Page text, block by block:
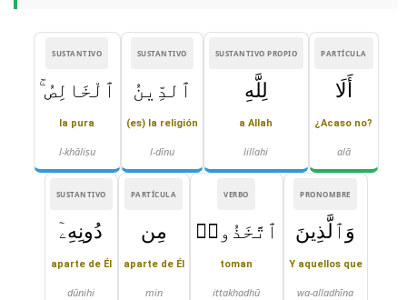
PARTÍCULA
أَلَا
¿Acaso no?
alā
SUSTANTIVO PROPIO
لِلَّهِ
a Allah
lillahi
SUSTANTIVO
ٱلدِّينُ
(es) la religión
l-dīnu
SUSTANTIVO
ٱلْخَالِصُ ۚ
la pura
l-khāliṣu
PRONOMBRE
وَٱلَّذِينَ
Y aquellos que
wa-alladhīna
VERBO
ٱتَّخَذُوا۟
toman
ittakhadhū
PARTÍCULA
مِن
aparte de Él
min
SUSTANTIVO
دُونِهِۦٓ
aparte de Él
dūnihi